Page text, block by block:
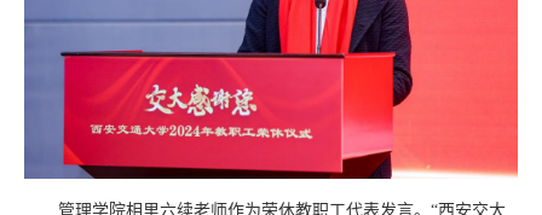
管理学院相里六续老师作为荣休教职工代表发言。“西安交大